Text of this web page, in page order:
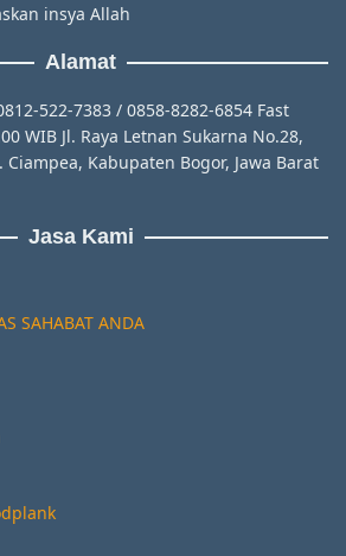
insya Allah
Alamat
522-7383 / 0858-8282-6854 Fast
WIB Jl. Raya Letnan Sukarna No.28,
Ciampea, Kabupaten Bogor, Jawa Barat
Jasa Kami
SAHABAT ANDA